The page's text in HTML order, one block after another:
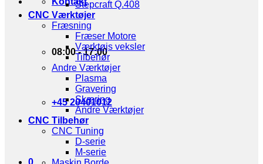
08:00 - 17:00
+45 20401012
0
Stepcraft Q.408
CNC Værktøjer
Fræsning
Fræser Motore
Værktøjs veksler
Tilbehør
Andre Værktøjer
Plasma
Gravering
Skæring
Andre Værktøjer
CNC Tilbehør
CNC Tuning
D-serie
M-serie